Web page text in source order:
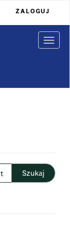
ZALOGUJ